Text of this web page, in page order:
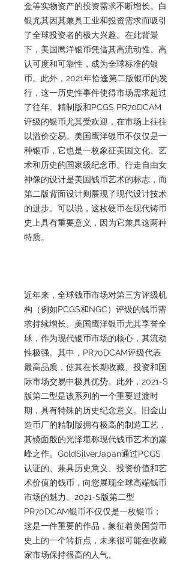
金等实物资产的投资需求不断增长。白
银尤其因其兼具工业和投资需求而吸引
了全球投资者的极大兴趣。在此背景
下，美国鹰洋银币凭借其高流动性、高
认可度和可靠性，成为全球标准的银
币。此外，2021年恰逢第二版银币的发
行，这一历史性事件使得市场需求超过
了往年。精制版和PCGS PR70DCAM
评级的银币尤其受欢迎，在市场上往往
以溢价交易。美国鹰洋银币不仅仅是一
种银币，它也是一枚象征美国文化、艺
术和历史的国家级纪念币。行走自由女
神像的设计是美国钱币艺术的标志，而
第二版背面设计则展现了现代设计技术
的进步。可以说，这枚硬币在现代铸币
史上具有重要意义，因为它兼具这两种
特质。
近年来，全球钱币市场对第三方评级机
构（例如PCGS和NGC）评级的钱币需
求持续增长。美国鹰洋银币尤其享誉全
球，作为现代银币市场的核心，其流动
性极强。其中，PR70DCAM评级代表
最高品质，使其在长期收藏、投资和国
际市场交易中极具优势。此外，2021-S
版第二型是该系列的一个重要过渡时
期，具有特殊的历史纪念意义。旧金山
造币厂的精制版拥有极高的制造工艺，
其镜面般的光泽堪称现代钱币艺术的巅
峰之作。GoldSilverJapan通过PCGS
认证的、兼具历史意义、投资价值和艺
术价值的钱币，向您展现全球高端钱币
市场的魅力。2021-S版第二型
PR70DCAM银币不仅仅是一枚银币；
这是一件重要的作品，象征着美国货币
史上的一个转折点，未来很可能在收藏
家市场保持很高的人气。